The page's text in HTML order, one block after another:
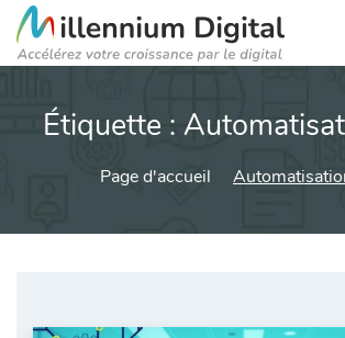
Étiquette :
Page d'accueil